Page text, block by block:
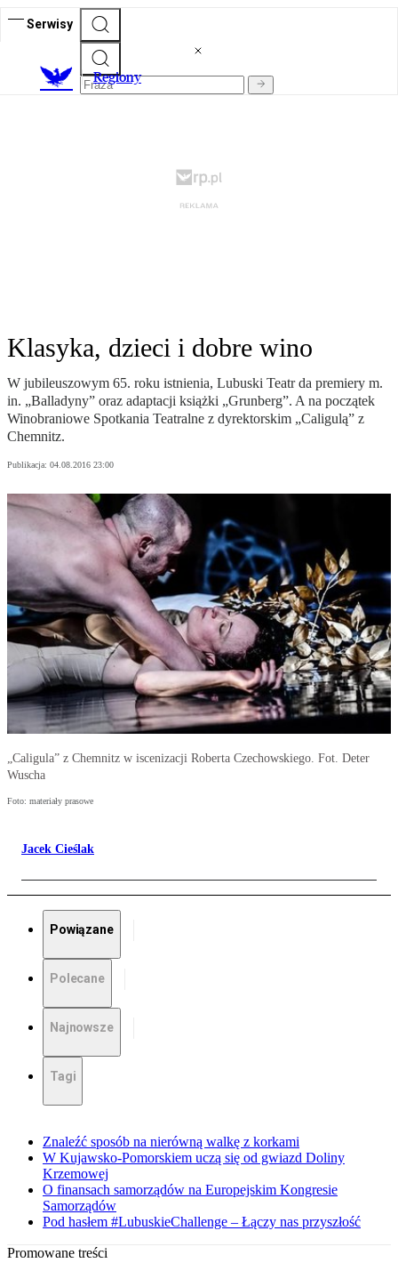
Serwisy
Regiony
Klasyka, dzieci i dobre wino
W jubileuszowym 65. roku istnienia, Lubuski Teatr da premiery m.
in. „Balladyny” oraz adaptacji książki „Grunberg”. A na początek
Winobraniowe Spotkania Teatralne z dyrektorskim „Caligulą” z
Chemnitz.
Publikacja: 04.08.2016 23:00
„Caligula” z Chemnitz w iscenizacji Roberta Czechowskiego. Fot. Deter
Wuscha
Foto: materiały prasowe
Jacek Cieślak
Powiązane
Polecane
Najnowsze
Tagi
Znaleźć sposób na nierówną walkę z korkami
W Kujawsko-Pomorskiem uczą się od gwiazd Doliny
Krzemowej
O finansach samorządów na Europejskim Kongresie
Samorządów
Pod hasłem #LubuskieChallenge – Łączy nas przyszłość
Promowane treści